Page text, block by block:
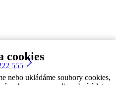
cookies
nebo ukládáme soubory cookies,
555